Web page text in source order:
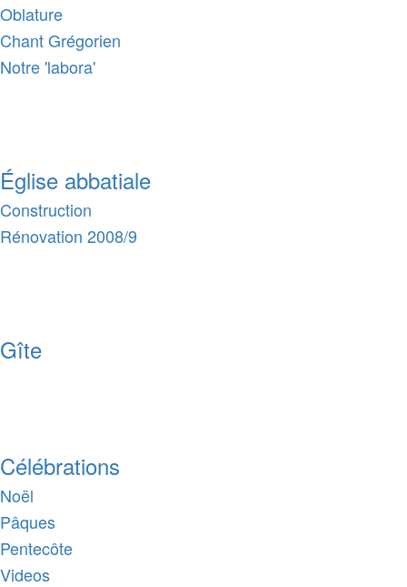
Oblature
Chant Grégorien
Notre 'labora'
Église abbatiale
Construction
Rénovation 2008/9
Gîte
Célébrations
Noël
Pâques
Pentecôte
Videos